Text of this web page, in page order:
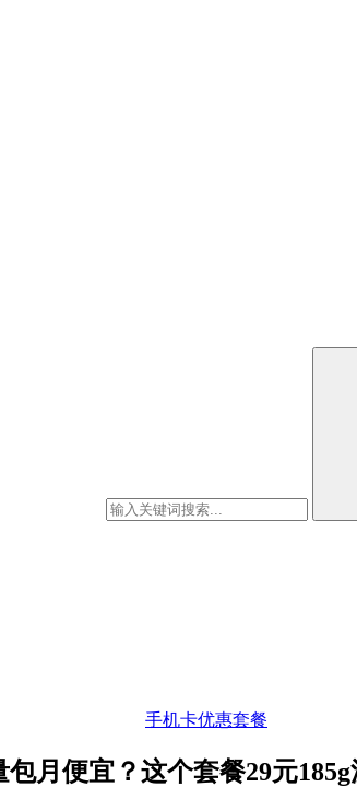
手机卡优惠套餐
月便宜？这个套餐29元